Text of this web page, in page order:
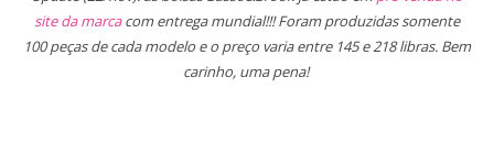
site da marcacom entrega mundial!!! Foram produzidas somente
100 peças de cada modelo e o preço varia entre 145 e 218 libras. Bem
carinho, uma pena!